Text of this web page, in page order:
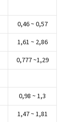
0,46 ~ 0,57
1,61 ~ 2,86
0,777 ~1,29
0,98 ~ 1,3
1,47 ~ 1,81